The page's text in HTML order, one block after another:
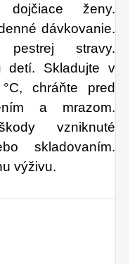
ženy.
dávkovanie.
stravy.
detí. Skladujte v
chráňte pred
a mrazom.
vzniknuté
skladovaním.
výživu.